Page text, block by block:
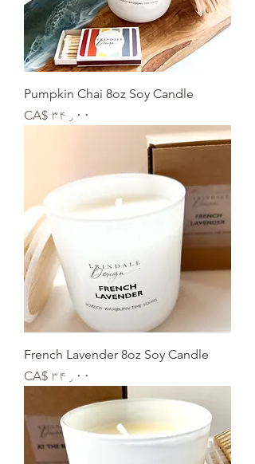
Pumpkin Chai 8oz Soy Candle
Price
CA$ ۳۴٫۰۰
French Lavender 8oz Soy Candle
Price
CA$ ۳۴٫۰۰